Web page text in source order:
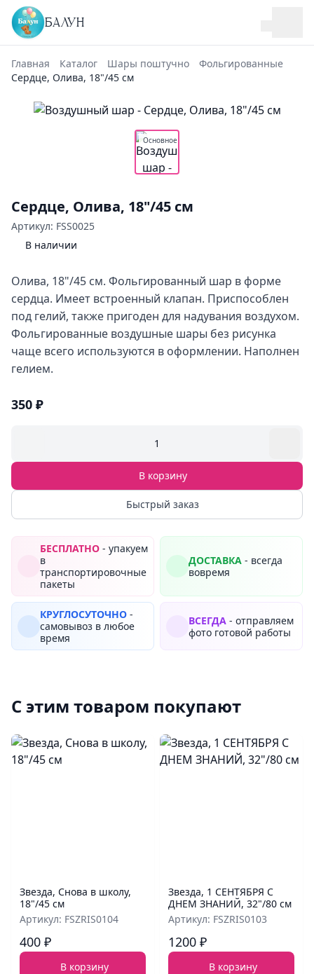
БАЛУН
Главная Каталог Шары поштучно
Фольгированные
Сердце, Олива, 18"/45 см
Основное
Сердце, Олива, 18"/45 см
Артикул: FSS0025
В наличии
Олива, 18"/45 см. Фольгированный шар в форме
сердца. Имеет встроенный клапан. Приспособлен
под гелий, также пригоден для надувания воздухом.
Фольгированные воздушные шары без рисунка
чаще всего используются в оформлении. Наполнен
гелием.
350 ₽
1
В корзину
Быстрый заказ
БЕСПЛАТНО - упакуем
в
транспортировочные
пакеты
ДОСТАВКА - всегда
вовремя
КРУГЛОСУТОЧНО -
самовывоз в любое
время
ВСЕГДА - отправляем
фото готовой работы
С этим товаром покупают
Звезда, Снова в школу,
18"/45 см
Артикул: FSZRIS0104
400 ₽
В корзину
Звезда, 1 СЕНТЯБРЯ С
ДНЕМ ЗНАНИЙ, 32"/80 см
Артикул: FSZRIS0103
1200 ₽
В корзину